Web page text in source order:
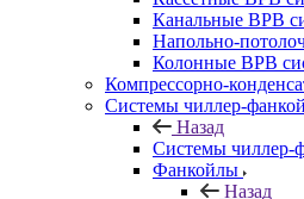
Канальные ВРВ
Напольно-
Колонные ВРВ
Компрессорно-
Системы чиллер-
Назад
Системы чиллер-
Фанкойлы
Назад